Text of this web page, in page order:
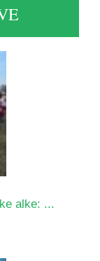
alke: ...